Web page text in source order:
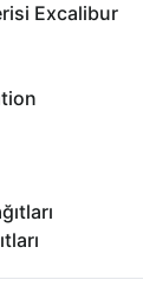
Excalibur